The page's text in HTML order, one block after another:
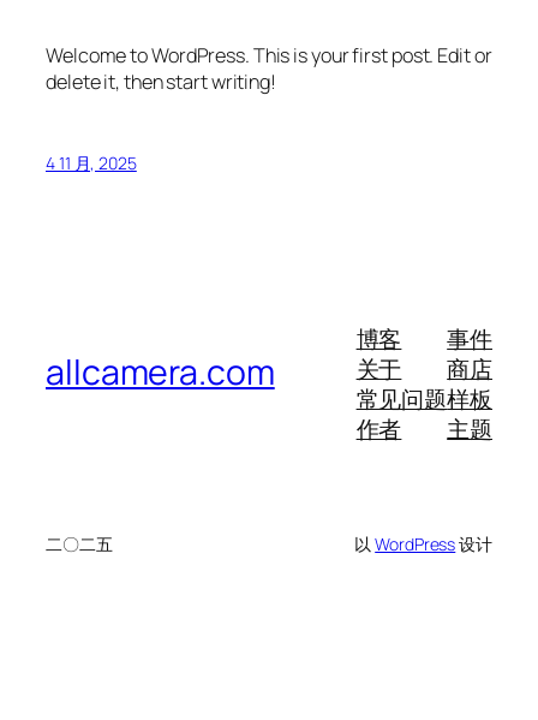
Welcome to WordPress. This is your first post. Edit or
delete it, then start writing!
4 11 月, 2025
allcamera.com
博客
关于
常见问题
作者
事件
商店
样板
主题
二〇二五 以WordPress设计